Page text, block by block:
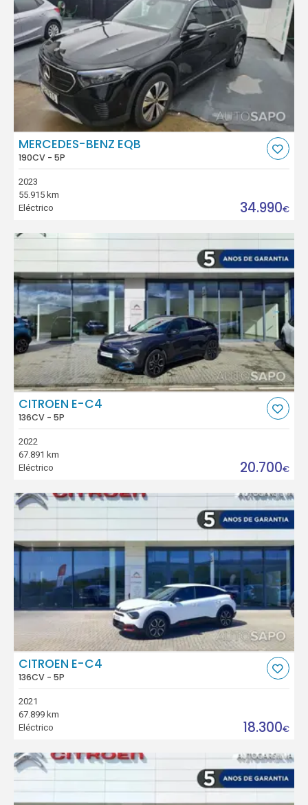
MERCEDES-BENZ EQB
190CV - 5P
2023
55.915 km
Eléctrico
34.990€
CITROEN E-C4
136CV - 5P
2022
67.891 km
Eléctrico
20.700€
CITROEN E-C4
136CV - 5P
2021
67.899 km
Eléctrico
18.300€